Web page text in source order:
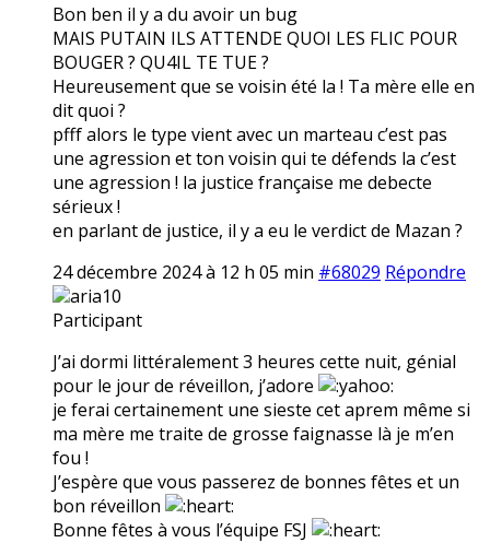
Bon ben il y a du avoir un bug
MAIS PUTAIN ILS ATTENDE QUOI LES FLIC POUR
BOUGER ? QU4IL TE TUE ?
Heureusement que se voisin été la ! Ta mère elle en
dit quoi ?
pfff alors le type vient avec un marteau c’est pas
une agression et ton voisin qui te défends la c’est
une agression ! la justice française me debecte
sérieux !
en parlant de justice, il y a eu le verdict de Mazan ?
24 décembre 2024 à 12 h 05 min #68029 Répondre
aria10
Participant
J’ai dormi littéralement 3 heures cette nuit, génial
pour le jour de réveillon, j’adore
je ferai certainement une sieste cet aprem même si
ma mère me traite de grosse faignasse là je m’en
fou !
J’espère que vous passerez de bonnes fêtes et un
bon réveillon
Bonne fêtes à vous l’équipe FSJ